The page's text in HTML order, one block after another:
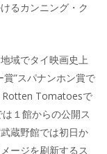
るカンニング・ク
域でタイ映画史上
”スパナンホン賞で
Rotten Tomatoesで
１館からの公開ス
蔵野館では初日か
ージを刷新するス